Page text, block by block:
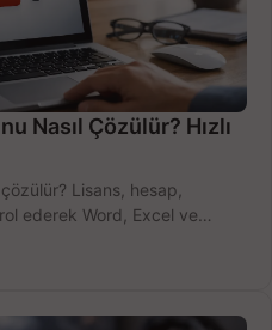
Nasıl Çözülür? Hızlı
Lisans, hesap,
ederek Word, Excel ve